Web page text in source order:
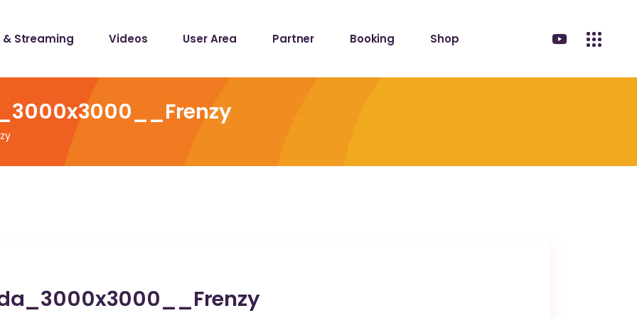
& Streaming Videos User Area Partner Booking Shop